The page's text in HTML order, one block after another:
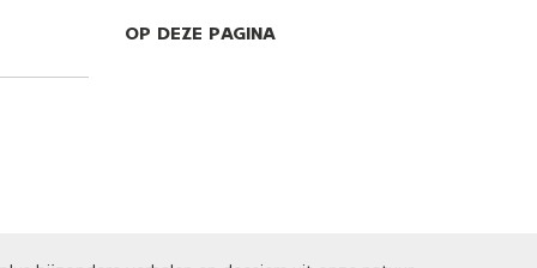
OP DEZE PAGINA